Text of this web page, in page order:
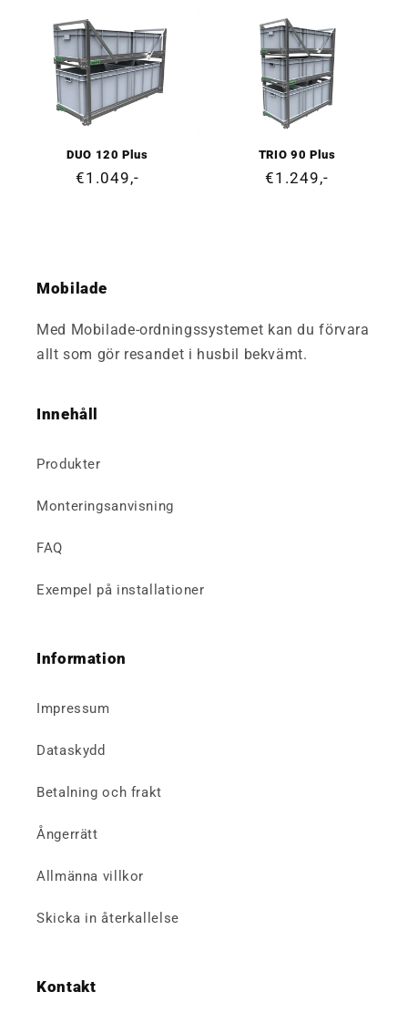
DUO 120 Plus
Ordinarie
€1.049,-
TRIO 90 Plus
Ordinarie
€1.249,-
Mobilade
Med Mobilade-ordningssystemet kan du förvara
allt som gör resandet i husbil bekvämt.
Innehåll
Produkter
Monteringsanvisning
FAQ
Exempel på installationer
Information
Impressum
Dataskydd
Betalning och frakt
Ångerrätt
Allmänna villkor
Skicka in återkallelse
Kontakt